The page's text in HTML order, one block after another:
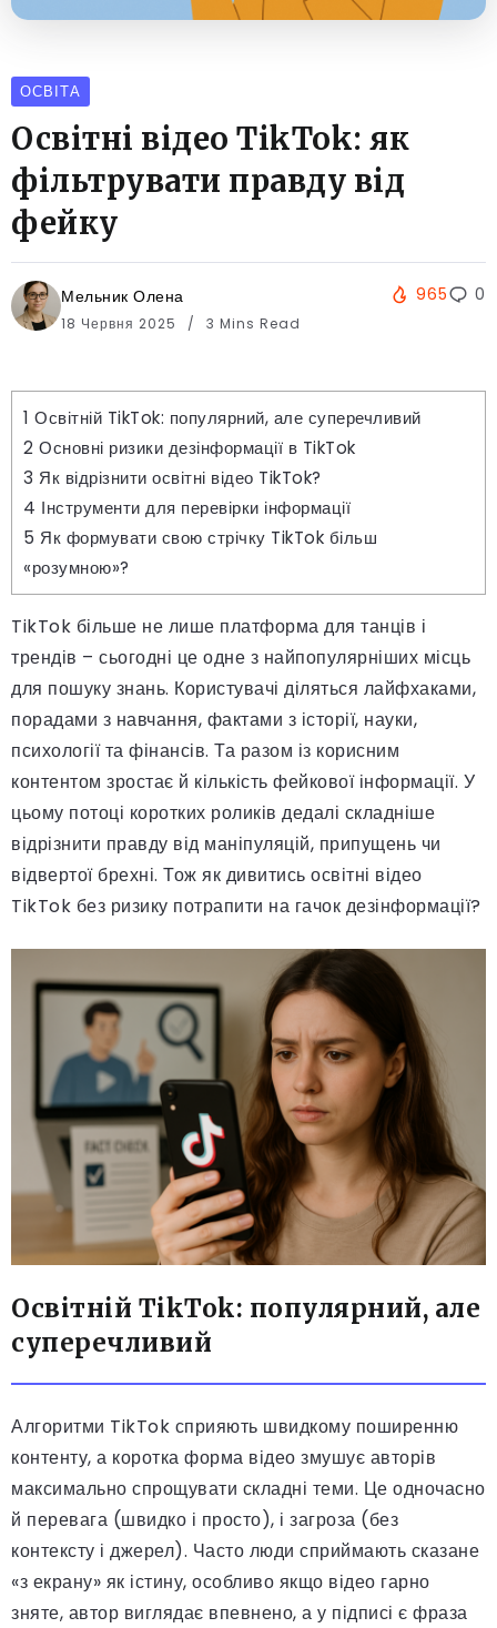
ОСВІТА
Освітні відео TikTok: як
фільтрувати правду від
фейку
Мельник Олена
18 Червня 2025 3 Mins Read
965 0
1 Освітній TikTok: популярний, але суперечливий
2 Основні ризики дезінформації в TikTok
3 Як відрізнити освітні відео TikTok?
4 Інструменти для перевірки інформації
5 Як формувати свою стрічку TikTok більш
«розумною»?
TikTok більше не лише платформа для танців і
трендів – сьогодні це одне з найпопулярніших місць
для пошуку знань. Користувачі діляться лайфхаками,
порадами з навчання, фактами з історії, науки,
психології та фінансів. Та разом із корисним
контентом зростає й кількість фейкової інформації. У
цьому потоці коротких роликів дедалі складніше
відрізнити правду від маніпуляцій, припущень чи
відвертої брехні. Тож як дивитись освітні відео
TikTok без ризику потрапити на гачок дезінформації?
Освітній TikTok: популярний, але
суперечливий
Алгоритми TikTok сприяють швидкому поширенню
контенту, а коротка форма відео змушує авторів
максимально спрощувати складні теми. Це одночасно
й перевага (швидко і просто), і загроза (без
контексту і джерел). Часто люди сприймають сказане
«з екрану» як істину, особливо якщо відео гарно
зняте, автор виглядає впевнено, а у підписі є фраза